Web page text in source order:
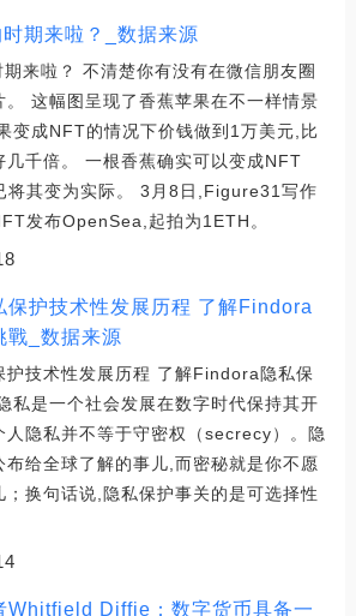
期来啦？_数据来源
来啦？ 不清楚你有没有在微信朋友圈
。 这幅图呈现了香蕉苹果在不一样情景
变成NFT的情况下价钱做到1万美元,比
几千倍。 一根香蕉确实可以变成NFT
将其变为实际。 3月8日,Figure31写作
发布OpenSea,起拍为1ETH。
保护技术性发展历程 了解Findora
戰_数据来源
护技术性发展历程 了解Findora隐私保
私是一个社会发展在数字时代保持其开
人隐私并不等于守密权（secrecy）。隐
布给全球了解的事儿,而密秘就是你不愿
；换句话说,隐私保护事关的是可选择性
Whitfield Diffie：数字货币具备一